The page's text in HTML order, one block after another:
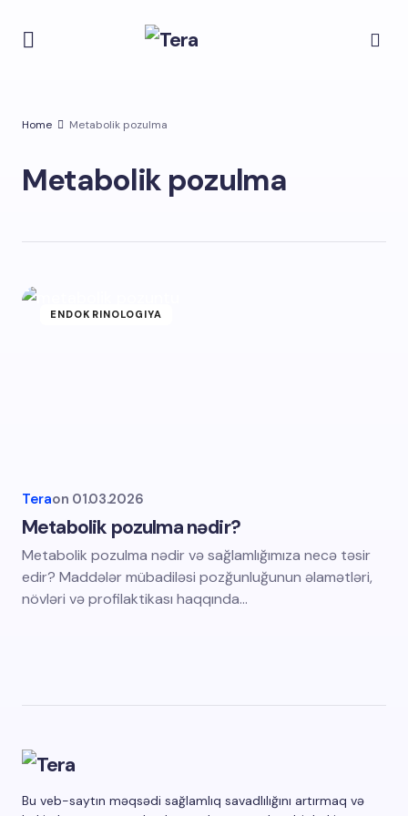
Home Metabolik pozulma
Metabolik pozulma
ENDOKRINOLOGIYA
Teraon 01.03.2026
Metabolik pozulma nədir?
Metabolik pozulma nədir və sağlamlığımıza necə təsir
edir? Maddələr mübadiləsi pozğunluğunun əlamətləri,
növləri və profilaktikası haqqında…
Bu veb-saytın məqsədi sağlamlıq savadlılığını artırmaq və